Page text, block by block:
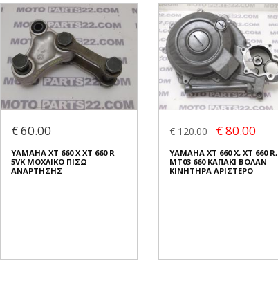
€ 60.00
YAMAHA XT 660 X XT 660 R
5VK ΜΟΧΛΙΚΟ ΠΙΣΩ
ΑΝΑΡΤΗΣΗΣ
€ 120.00 € 80.00
YAMAHA XT 660 X, XT 660 R,
MT03 660 ΚΑΠΑΚΙ ΒΟΛΑΝ
ΚΙΝΗΤΗΡΑ ΑΡΙΣΤΕΡΟ